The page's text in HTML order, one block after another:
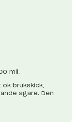
mil.
ok brukskick,
ägare. Den